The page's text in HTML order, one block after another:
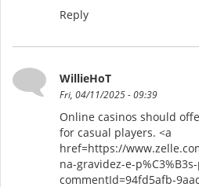
Reply
WillieHoT
Fri, 04/11/2025 - 09:39
Online casinos should
for casual players. <a
href=https://
na-gravidez-e-
commentId=94fd5afb-